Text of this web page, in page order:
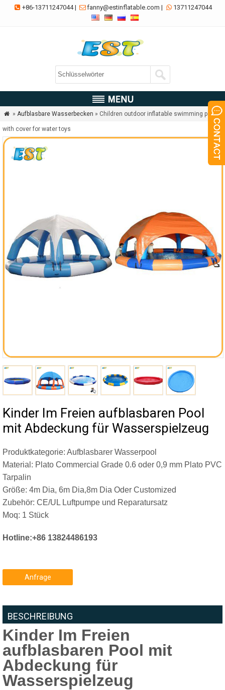
 +86-13711247044| fanny@estinflatable.com |  13711247044
 » Aufblasbare Wasserbecken » Children outdoor inflatable swimming pool
with cover for water toys
Kinder Im Freien aufblasbaren Pool
mit Abdeckung für Wasserspielzeug
Produktkategorie: Aufblasbarer Wasserpool
Material: Plato Commercial Grade 0.6 oder 0,9 mm Plato PVC
Tarpalin
Größe: 4m Dia, 6m Dia,8m Dia Oder Customized
Zubehör: CE/UL Luftpumpe und Reparatursatz
Moq: 1 Stück
Hotline:+86 13824486193
Anfrage
BESCHREIBUNG
Kinder Im Freien
aufblasbaren Pool mit
Abdeckung für
Wasserspielzeug